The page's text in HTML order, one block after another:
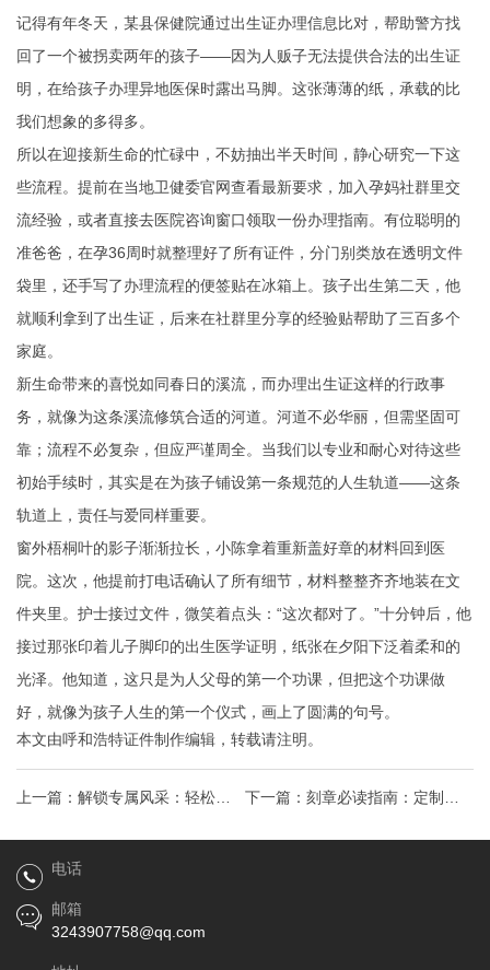
记得有年冬天，某县保健院通过出生证办理信息比对，帮助警方找
回了一个被拐卖两年的孩子——因为人贩子无法提供合法的出生证
明，在给孩子办理异地医保时露出马脚。这张薄薄的纸，承载的比
我们想象的多得多。
所以在迎接新生命的忙碌中，不妨抽出半天时间，静心研究一下这
些流程。提前在当地卫健委官网查看最新要求，加入孕妈社群里交
流经验，或者直接去医院咨询窗口领取一份办理指南。有位聪明的
准爸爸，在孕36周时就整理好了所有证件，分门别类放在透明文件
袋里，还手写了办理流程的便签贴在冰箱上。孩子出生第二天，他
就顺利拿到了出生证，后来在社群里分享的经验贴帮助了三百多个
家庭。
新生命带来的喜悦如同春日的溪流，而办理出生证这样的行政事
务，就像为这条溪流修筑合适的河道。河道不必华丽，但需坚固可
靠；流程不必复杂，但应严谨周全。当我们以专业和耐心对待这些
初始手续时，其实是在为孩子铺设第一条规范的人生轨道——这条
轨道上，责任与爱同样重要。
窗外梧桐叶的影子渐渐拉长，小陈拿着重新盖好章的材料回到医
院。这次，他提前打电话确认了所有细节，材料整整齐齐地装在文
件夹里。护士接过文件，微笑着点头：“这次都对了。”十分钟后，他
接过那张印着儿子脚印的出生医学证明，纸张在夕阳下泛着柔和的
光泽。他知道，这只是为人父母的第一个功课，但把这个功课做
好，就像为孩子人生的第一个仪式，画上了圆满的句号。
本文由呼和浩特证件制作编辑，转载请注明。
上一篇： 解锁专属风采：轻松在
线定制精美证书
下一篇： 刻章必读指南：定制专
属印章的十大要点
电话
邮箱
3243907758@qq.com